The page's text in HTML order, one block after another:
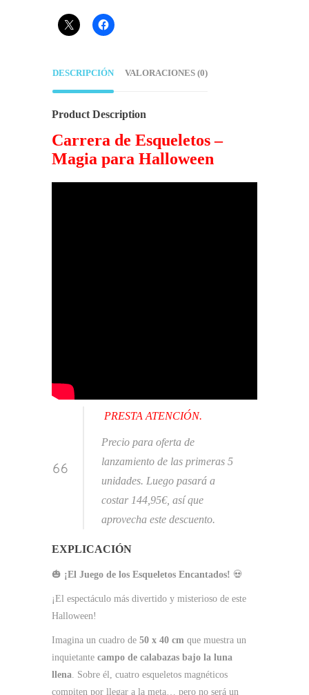
DESCRIPCIÓN VALORACIONES (0)
Product Description
Carrera de Esqueletos –
Magia para Halloween
PRESTA ATENCIÓN.
Precio para oferta de
lanzamiento de las primeras 5
unidades. Luego pasará a
costar 144,95€, así que
aprovecha este descuento.
EXPLICACIÓN
🎃 ¡El Juego de los Esqueletos Encantados! 💀
¡El espectáculo más divertido y misterioso de este
Halloween!
Imagina un cuadro de 50 x 40 cm que muestra un
inquietante campo de calabazas bajo la luna
llena . Sobre él, cuatro esqueletos magnéticos
compiten por llegar a la meta… pero no será un